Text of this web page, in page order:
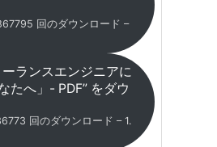
回のダウンロード –
ランスエンジニアに
たへ」- PDF” をダウ
回のダウンロード – 1.